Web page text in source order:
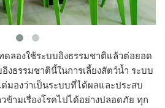
ดลองใช้ระบบอิงธรรมชาติแล้วต่อยอด
งธรรมชาตินี้ในการเลี้ยงสัตว์น้ำ ระบบ
มองว่าเป็นระบบที่ได้ผลและประสบ
ข้ามเรื่องโรคไปได้อย่างปลอดภัย ทุก